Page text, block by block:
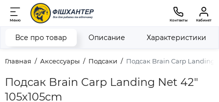
Меню Контакты Кабинет
Главная Аксессуары Подсаки Подсак Brain Carp Landing
Подсак Brain Carp Landing Net 42"
105x105cm
Все про товар Описание Характеристики